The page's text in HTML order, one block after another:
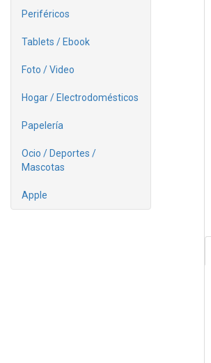
Periféricos
Tablets / Ebook
Foto / Video
Hogar / Electrodomésticos
Papelería
Ocio / Deportes /
Mascotas
Apple